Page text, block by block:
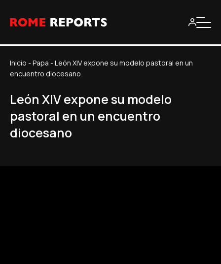
Inicio - Papa - León XIV expone su modelo pastoral en un
encuentro diocesano
León XIV expone su modelo
pastoral en un encuentro
diocesano